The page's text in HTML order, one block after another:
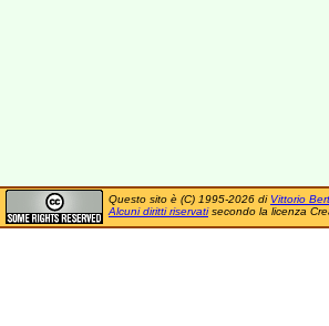
Questo sito è (C) 1995-2026 di Vittorio
Alcuni diritti riservatisecondo la licenza